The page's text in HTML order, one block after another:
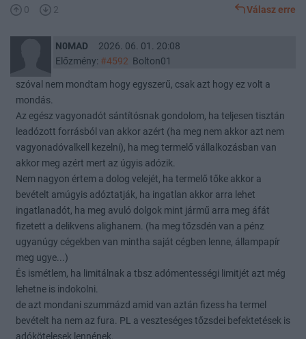
0 2 Válasz erre
N0MAD
2026. 06. 01. 20:08
Előzmény: #4592 Bolton01
szóval nem mondtam hogy egyszerű, csak azt hogy ez volt a
mondás.
Az egész vagyonadót sántítósnak gondolom, ha teljesen tisztán
leadózott forrásból van akkor azért (ha meg nem akkor azt nem
vagyonadóvalkell kezelni), ha meg termelő vállalkozásban van
akkor meg azért mert az úgyis adózik.
Nem nagyon értem a dolog velejét, ha termelő tőke akkor a
bevételt amúgyis adóztatják, ha ingatlan akkor arra lehet
ingatlanadót, ha meg avuló dolgok mint jármű arra meg áfát
fizetett a delikvens alighanem. (ha meg tőzsdén van a pénz
ugyanúgy cégekben van mintha saját cégben lenne, állampapír
meg ugye...)
És ismétlem, ha limitálnak a tbsz adómentességi limitjét azt még
lehetne is indokolni.
de azt mondani szummázd amid van aztán fizess ha termel
bevételt ha nem az fura. PL a veszteséges tőzsdei befektetések is